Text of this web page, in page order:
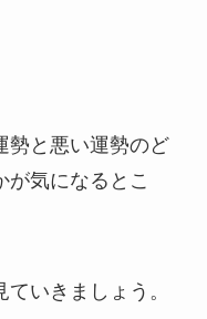
勢と悪い運勢のど
が気になるとこ
いきましょう。